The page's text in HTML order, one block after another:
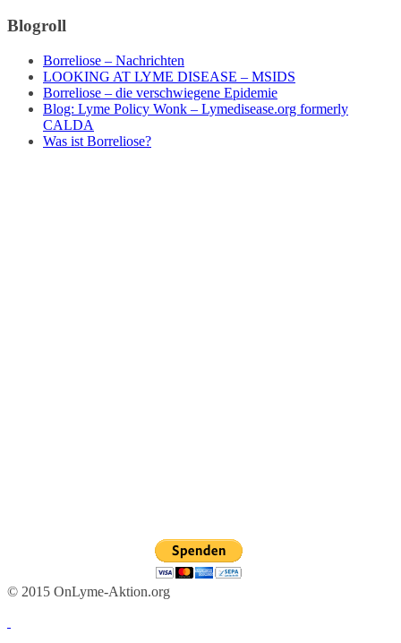
Blogroll
Borreliose – Nachrichten
LOOKING AT LYME DISEASE – MSIDS
Borreliose – die verschwiegene Epidemie
Blog: Lyme Policy Wonk – Lymedisease.org formerly
CALDA
Was ist Borreliose?
© 2015 OnLyme-Aktion.org